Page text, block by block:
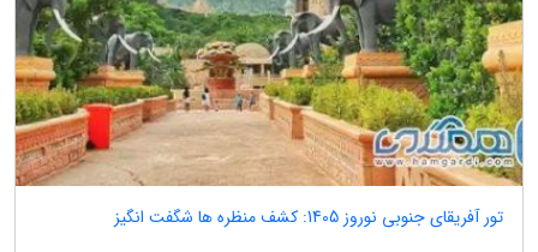
تور آفریقای جنوبی نوروز 1405: کشف منظره ها شگفت انگیز